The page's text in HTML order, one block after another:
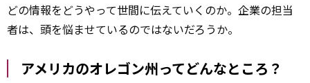
どの情報をどうやって世間に伝えていくのか。企業の担当
者は、頭を悩ませているのではないだろうか。
アメリカのオレゴン州ってどんなところ？